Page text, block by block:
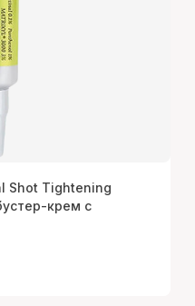
Shot Tightening
крем с